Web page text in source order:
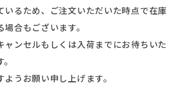
いるため、ご注文いただいた時点で在庫
合もございます。
ャンセルもしくは入荷までにお待ちいた
うお願い申し上げます。